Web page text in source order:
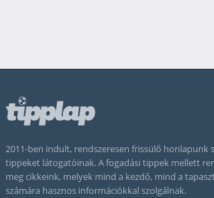
2011-ben indult, rendszeresen frissülő honlapunk
tippeket látogatóinak. A fogadási tippek mellett
meg cikkeink, melyek mind a kezdő, mind a
számára hasznos információkkal szolgálnak.